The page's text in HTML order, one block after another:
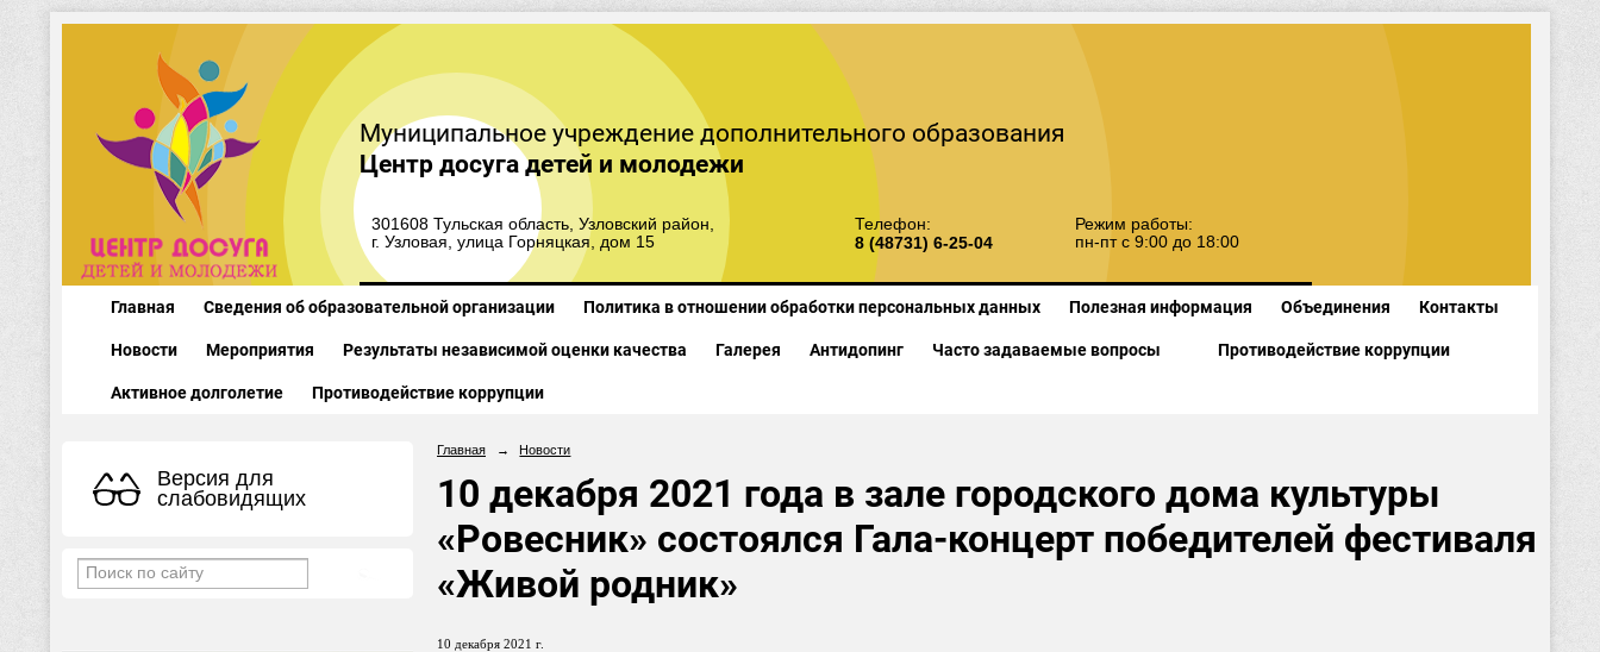
Муниципальное учреждение дополнительного образования
Центр досуга детей и молодежи
301608 Тульская область, Узловский район,
г. Узловая, улица Горняцкая, дом 15
Телефон:
8 (48731) 6-25-04
Режим работы:
пн-пт с 9:00 до 18:00
Главная Сведения об образовательной организации Политика в отношении обработки персональных данных Полезная информация Объединения Контакты
Новости Мероприятия Результаты независимой оценки качества Галерея Антидопинг Часто задаваемые вопросы Противодействие коррупции
Активное долголетие Противодействие коррупции
Версия для
слабовидящих
Главная → Новости
10 декабря 2021 года в зале городского дома культуры
«Ровесник» состоялся Гала-концерт победителей фестиваля
«Живой родник»
10 декабря 2021 г.